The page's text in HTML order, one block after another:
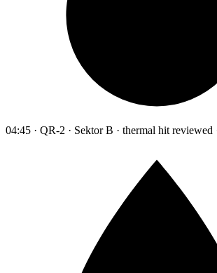
04:45 · QR-2 · Sektor B · thermal hit reviewed